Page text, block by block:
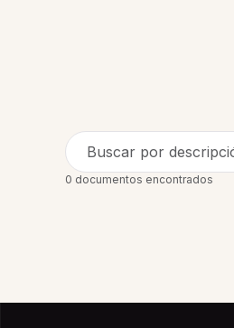
Buscar por
0 documentos encontrados